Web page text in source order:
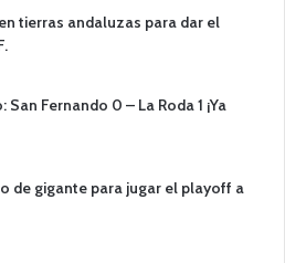
tierras andaluzas para dar el
Fernando 0 – La Roda 1 ¡Ya
de gigante para jugar el playoff a